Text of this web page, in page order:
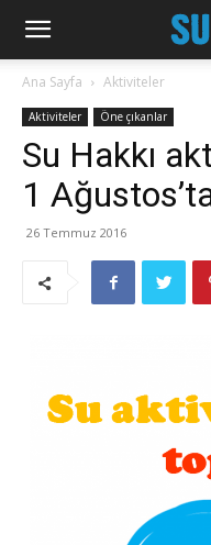
Ana Sayfa Aktiviteler
Aktiviteler Öne çıkanlar
Su Hakkı
1
26 Temmuz 2016